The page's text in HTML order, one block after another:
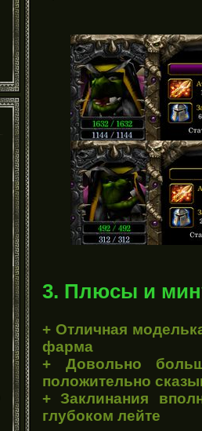
3. Плюсы и
+ Отличная
фарма
+ Довольно
положительно
+ Заклинания
глубоком лейте